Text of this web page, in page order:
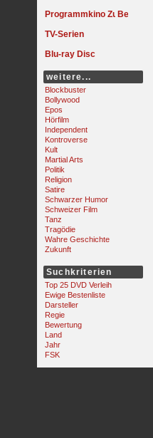
Programmkino
TV-Serien
Blu-ray Disc
weitere...
Blockbuster
Bollywood
Epos
Hörfilm
Independent
Kontroverse
Kult
Martial Arts
Politik
Religion
Satire
Schwarzer Humor
Schweizer Film
Tanz
Tragödie
Wahre Geschichte
Zukunft
Suchkriterien
Top 25 DVD Verleih
Ewige Bestenliste
Darsteller
Regie
Bewertung
Land
Jahr
FSK